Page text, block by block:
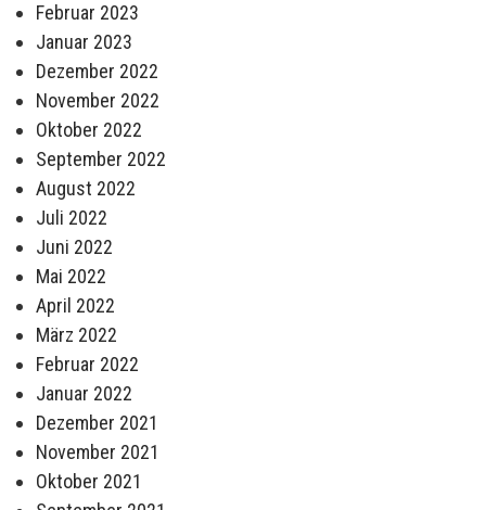
Februar 2023
Januar 2023
Dezember 2022
November 2022
Oktober 2022
September 2022
August 2022
Juli 2022
Juni 2022
Mai 2022
April 2022
März 2022
Februar 2022
Januar 2022
Dezember 2021
November 2021
Oktober 2021